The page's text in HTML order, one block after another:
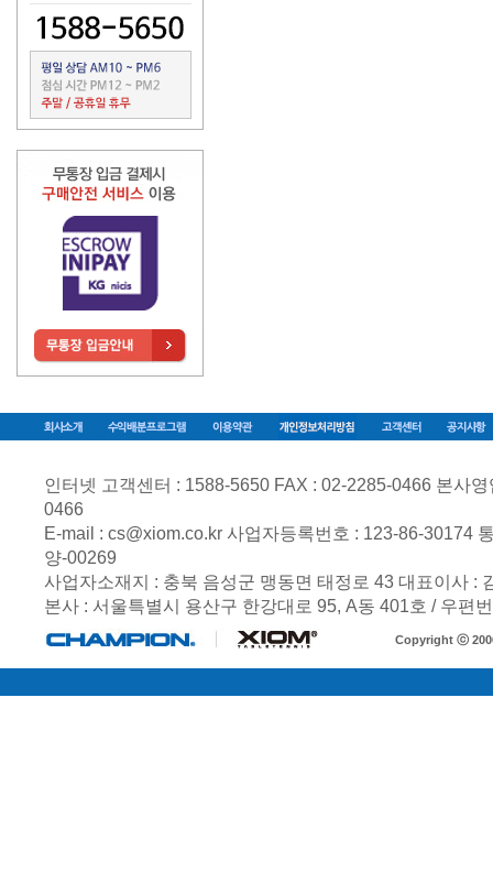
인터넷 고객센터 : 1588-5650 FAX : 02-2285-0466 본사
0466
E-mail : cs@xiom.co.kr사업자등록번호 : 123-86-30174
양-00269
사업자소재지 : 충북 음성군 맹동면 태정로 43 대표이사 :
본사 : 서울특별시 용산구 한강대로 95, A동 401호 / 우편
Copyright ⓒ